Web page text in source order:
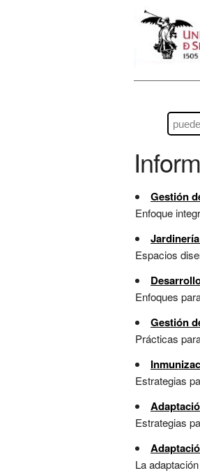
Gestión
Enfoque
Espacios
Enfoques
Gestión
Prácticas
Estrategias
Estrategias
La